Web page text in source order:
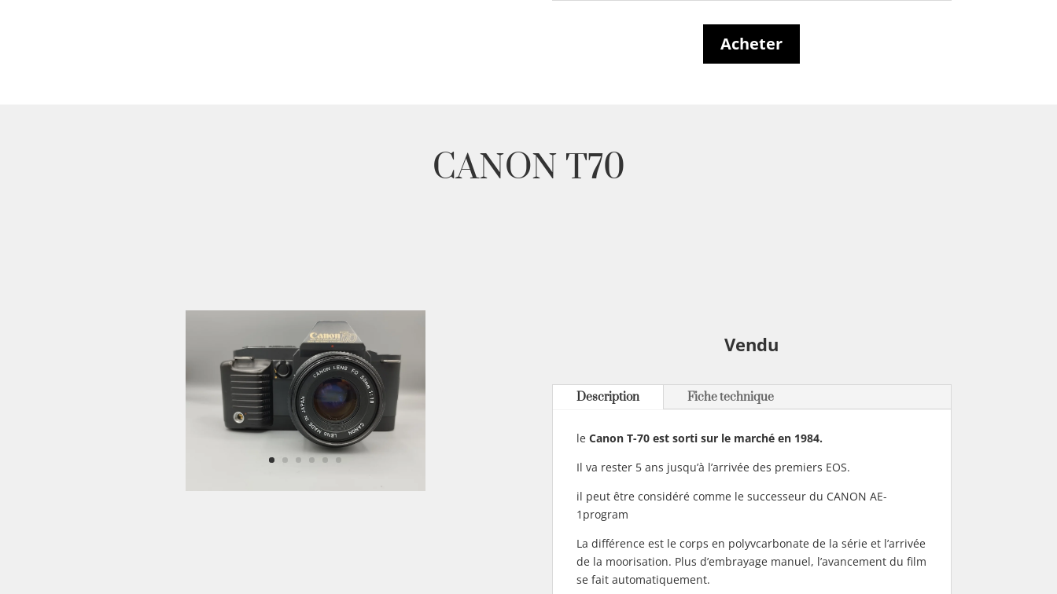
Acheter
CANON T70
Vendu
Description Fiche technique
le Canon T-70 est sorti sur le marché en 1984.
Il va rester 5 ans jusqu’à l’arrivée des premiers EOS.
il peut être considéré comme le successeur du CANON AE-
1program
La différence est le corps en polyvcarbonate de la série et l’arrivée
de la moorisation. Plus d’embrayage manuel, l’avancement du film
se fait automatiquement.